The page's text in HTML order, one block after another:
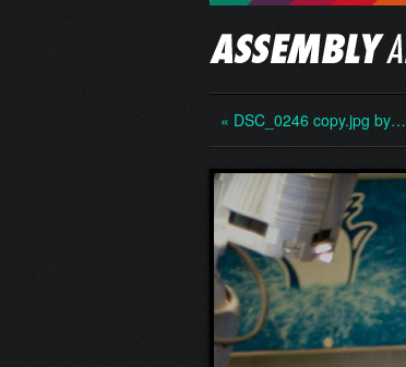
« DSC_0246 copy.jpg by…